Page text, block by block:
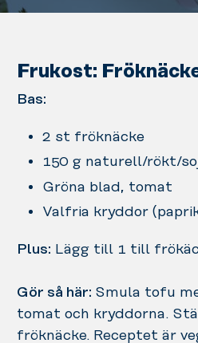
Frukost:
Bas:
2 st fröknäcke
150 g naturell/rökt/
Gröna blad, tomat
Valfria kryddor
Plus: Lägg till 1 till
Gör så här: Smula tofu
tomat och kryddorna.
fröknäcke. Receptet är